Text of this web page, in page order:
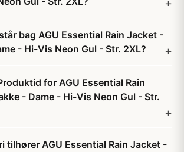
bag AGU Essential Rain Jacket -
- Hi-Vis Neon Gul - Str. 2XL?
for AGU Essential Rain
- Dame - Hi-Vis Neon Gul - Str.
tilhører AGU Essential Rain Jacket -